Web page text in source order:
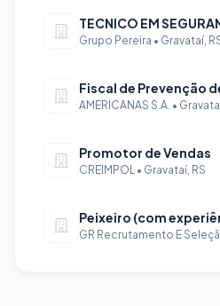
TECNICO EM
Grupo Pereira • Gravataí,
Fiscal de Prevenção
AMERICANAS S.A. •
Promotor de Vendas
CREIMPOL • Gravataí, RS
Peixeiro (com